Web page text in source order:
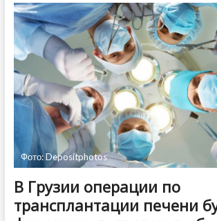
выявили
загрязнений
в
Черном
море
Фото: Depositphotos
В Грузии операции по
трансплантации печени